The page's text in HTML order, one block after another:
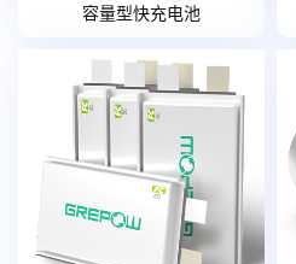
容量型快充电池